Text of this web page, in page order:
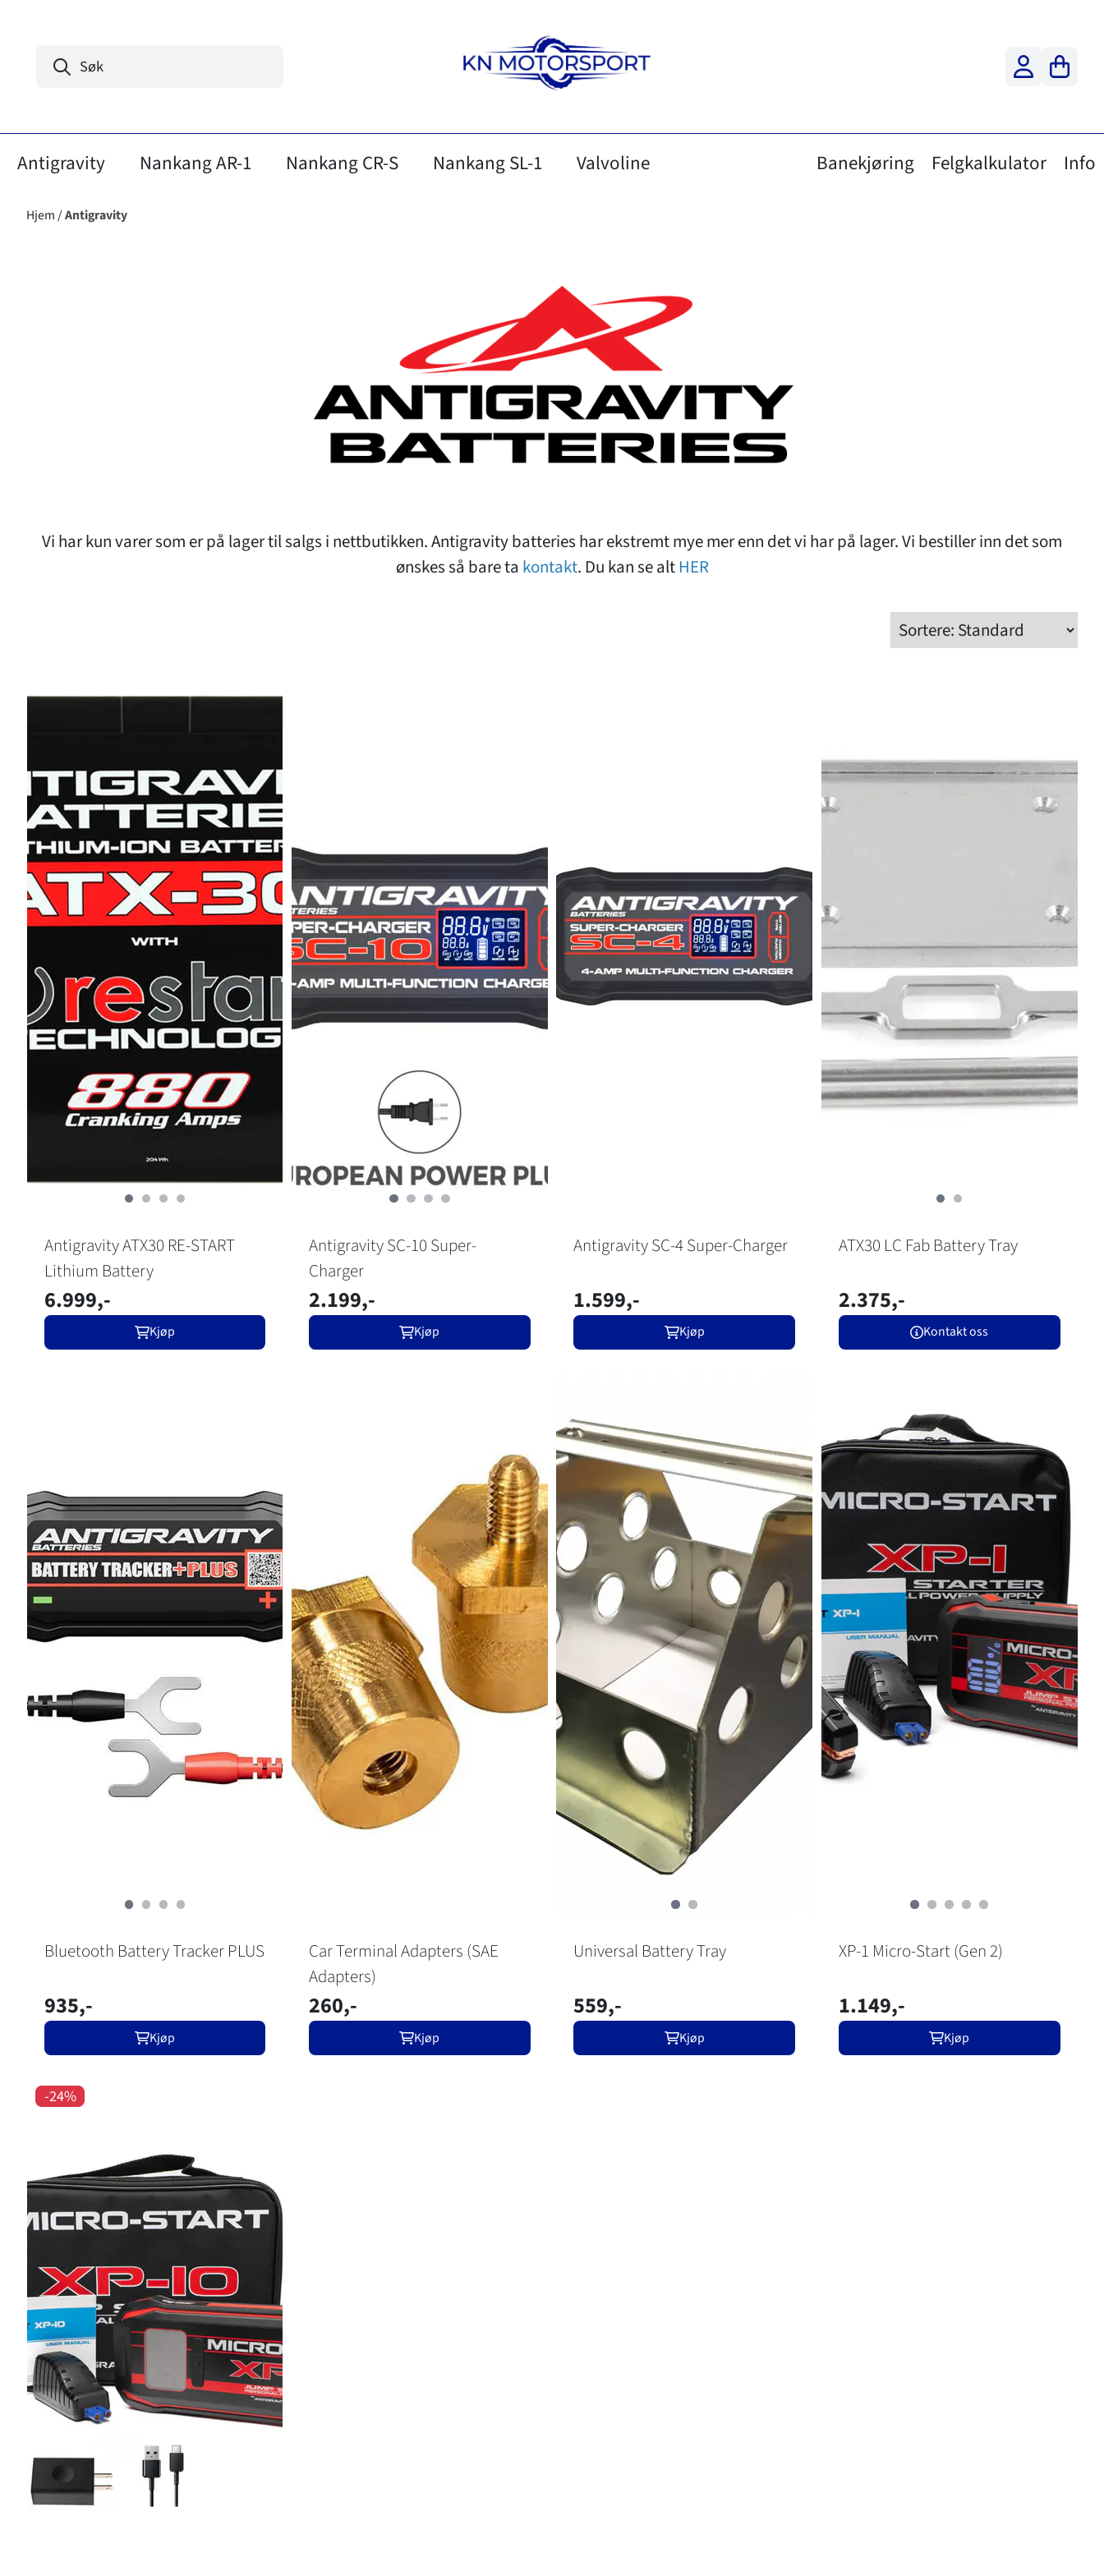
Antigravity Nankang AR-1 Nankang CR-S Nankang SL-1 Valvoline Banekjøring Felgkalkulator Info
Hjem/Antigravity
Vi har kun varer som er på lager til salgs i nettbutikken. Antigravity batteries har ekstremt mye mer enn det vi har på lager. Vi bestiller inn det som
ønskes så bare ta kontakt. Du kan se altHER
Antigravity ATX30 RE-START
Lithium Battery
6.999,-
Kjøp
Antigravity SC-10 Super-
Charger
2.199,-
Kjøp
Antigravity SC-4 Super-Charger
1.599,-
Kjøp
ATX30 LC Fab Battery Tray
2.375,-
Kontakt oss
Bluetooth Battery Tracker PLUS
935,-
Kjøp
Car Terminal Adapters (SAE
Adapters)
260,-
Kjøp
Universal Battery Tray
559,-
Kjøp
XP-1 Micro-Start (Gen 2)
1.149,-
Kjøp
-24%